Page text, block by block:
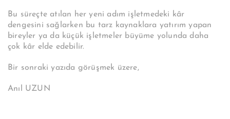
Bu süreçte atılan her yeni adım işletmedeki kâr
dengesini sağlarken bu tarz kaynaklara yatırım yapan
bireyler ya da küçük işletmeler büyüme yolunda daha
çok kâr elde edebilir.
Bir sonraki yazıda görüşmek üzere,
Anıl UZUN